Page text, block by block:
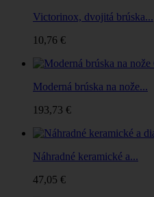
Victorinox, dvojitá brúska...
10,76 €
Moderná brúska na nože...
193,73 €
Náhradné keramické a...
47,05 €